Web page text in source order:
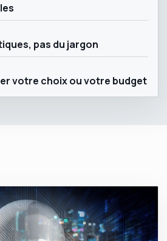
pas du jargon
votre choix ou votre budget